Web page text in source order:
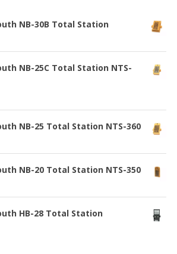
NB-30B Total Station
NB-25C Total Station NTS-
NB-25 Total Station NTS-360
NB-20 Total Station NTS-350
HB-28 Total Station